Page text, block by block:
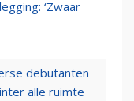
‘Zwaar
debutanten
alle ruimte